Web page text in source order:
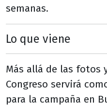
semanas.
Lo que viene
Más allá de las fotos
Congreso servirá
para la campaña en